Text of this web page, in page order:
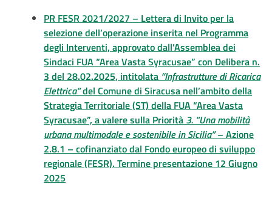
PR FESR 2021/2027 – Lettera di Invito per la
selezione dell’operazione inserita nel Programma
degli Interventi, approvato dall’Assemblea dei
Sindaci FUA “Area Vasta Syracusae” con Delibera n.
3 del 28.02.2025, intitolata “Infrastrutture di Ricarica
Elettrica”del Comune di Siracusa nell’ambito della
Strategia Territoriale (ST) della FUA “Area Vasta
Syracusae”, a valere sulla Priorità 3. ”Una mobilità
urbana multimodale e sostenibile in Sicilia”– Azione
2.8.1 – cofinanziato dal Fondo europeo di sviluppo
regionale (FESR). Termine presentazione 12 Giugno
2025